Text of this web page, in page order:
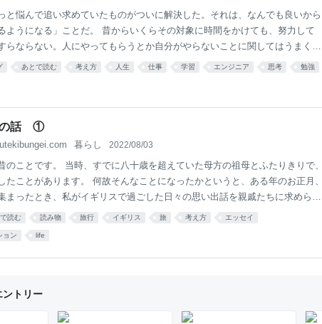
と悩んで追い求めていたものがついに解決した。それは、なんでも良いから
ようになる」ことだ。 昔からいくらその対象に時間をかけても、努力して
らならない。人にやってもらうとか自分がやらないことに関してはうまくい
が何かが出来るようになるということに関しては人生５０年目だが、絶望的
ソ不器用で、なにやってもできないので、人生で出来たらいいことを２つだ
ー演奏と、プログラミング。ギター演奏に関しては少し前に解決した。根本
上げるとすると、「ゆっくりから、メトロノームで練習する」これだけだ。
あとで読む 考え方 人生 仕事 学習 エンジニア 思考 勉強
の話 ①
暮らし 2022/08/03
のことです。 当時、すでに八十歳を超えていた母方の祖母とふたりきりで、
たことがあります。 何故そんなことになったかというと、ある年のお正月、
まったとき、私がイギリスで過ごした日々の思い出話を親戚たちに求められ
れで問われるままにあれこれ語っていたら、祖母が「一生に一度でいいからイ
いてい何かしら気難しいところがあるものですが、祖母も典型的な「プライ
母や叔母は強く反対しました。 祖母が海外で体調を崩したりしたら大変、と
読む 読み物 旅行 イギリス 旅 考え方 エッセイ
ョン life
ントリー